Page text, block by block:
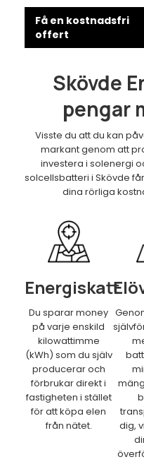
Få en kostnadsfri
offert
Skövde
pengar
Visste du att du kan
markant genom att
investera i solenergi
solcellsbatteri i Skövde
dina rörliga
Energiskatt
Du sparar money
på varje enskild
kilowattimme
(kWh) som du själv
producerar och
förbrukar direkt i
fastigheten i stället
för att köpa elen
från nätet.
dig,